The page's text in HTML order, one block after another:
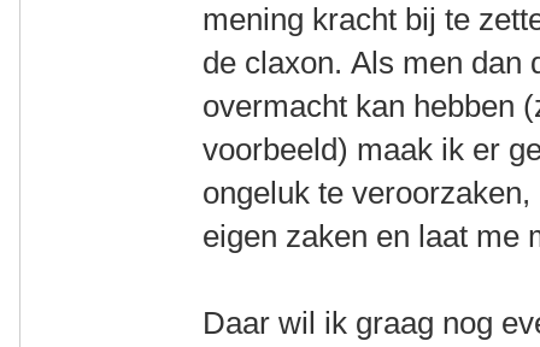
mening kracht bij te
de claxon. Als men dan
overmacht kan hebben
voorbeeld) maak ik er
ongeluk te
eigen zaken en laat me
Daar wil ik graag nog